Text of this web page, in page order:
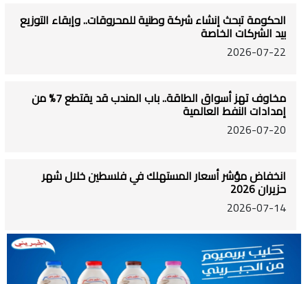
الحكومة تبحث إنشاء شركة وطنية للمحروقات.. وإبقاء التوزيع
بيد الشركات الخاصة
2026-07-22
مخاوف تهز أسواق الطاقة.. باب المندب قد يقتطع 7% من
إمدادات النفط العالمية
2026-07-20
انخفاض مؤشر أسعار المستهلك في فلسطين خلال شهر
حزيران 2026
2026-07-14